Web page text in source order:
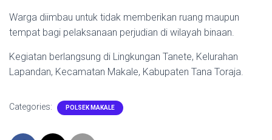
Warga diimbau untuk tidak memberikan ruang maupun
tempat bagi pelaksanaan perjudian di wilayah binaan.
Kegiatan berlangsung di Lingkungan Tanete, Kelurahan
Lapandan, Kecamatan Makale, Kabupaten Tana Toraja.
Categories: POLSEK MAKALE